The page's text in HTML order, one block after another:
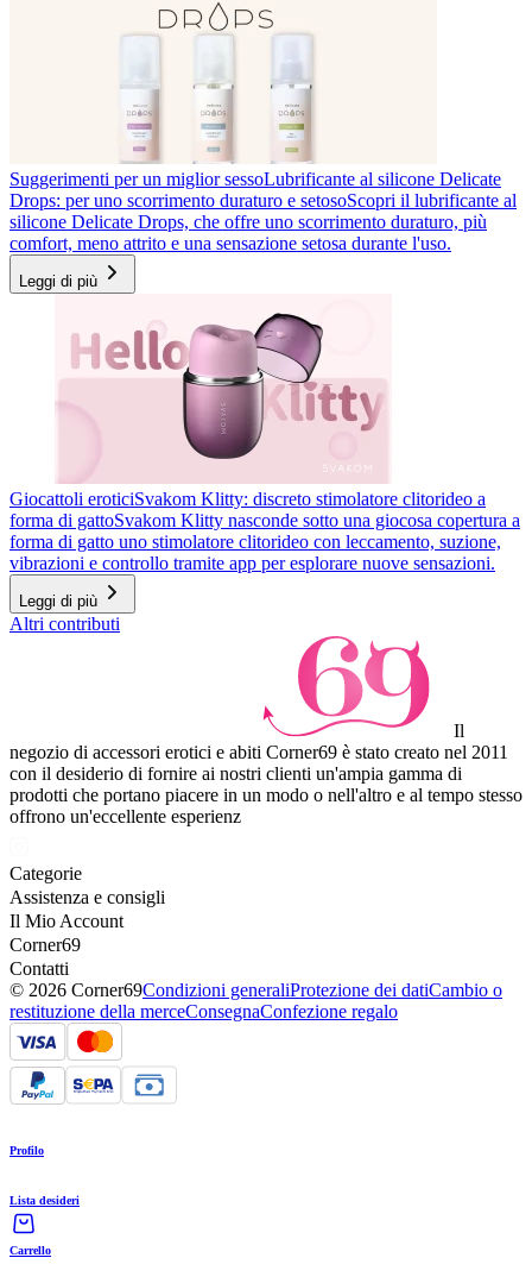
Suggerimenti per un miglior sessoLubrificante al silicone Delicate
Drops: per uno scorrimento duraturo e setosoScopri il lubrificante al
silicone Delicate Drops, che offre uno scorrimento duraturo, più
comfort, meno attrito e una sensazione setosa durante l'uso.
Leggi di più
Giocattoli eroticiSvakom Klitty: discreto stimolatore clitorideo a
forma di gattoSvakom Klitty nasconde sotto una giocosa copertura a
forma di gatto uno stimolatore clitorideo con leccamento, suzione,
vibrazioni e controllo tramite app per esplorare nuove sensazioni.
Leggi di più
Altri contributi
Il
negozio di accessori erotici e abiti Corner69 è stato creato nel 2011
con il desiderio di fornire ai nostri clienti un'ampia gamma di
prodotti che portano piacere in un modo o nell'altro e al tempo stesso
offrono un'eccellente esperienz
Categorie
Assistenza e consigli
Il Mio Account
Corner69
Contatti
© 2026 Corner69Condizioni generaliProtezione dei datiCambio o
restituzione della merceConsegnaConfezione regalo
Profilo
Lista desideri
Carrello